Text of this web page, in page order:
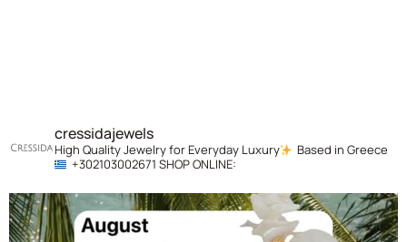
cressidajewels
High Quality Jewelry for Everyday Luxury
Based in Greece
+302103002671 SHOP ONLINE: